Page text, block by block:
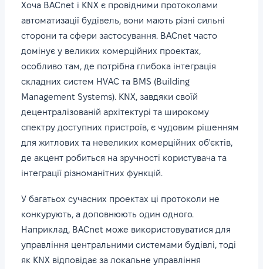
Хоча BACnet і KNX є провідними протоколами
автоматизації будівель, вони мають різні сильні
сторони та сфери застосування. BACnet часто
домінує у великих комерційних проектах,
особливо там, де потрібна глибока інтеграція
складних систем HVAC та BMS (Building
Management Systems). KNX, завдяки своїй
децентралізованій архітектурі та широкому
спектру доступних пристроїв, є чудовим рішенням
для житлових та невеликих комерційних об'єктів,
де акцент робиться на зручності користувача та
інтеграції різноманітних функцій.
У багатьох сучасних проектах ці протоколи не
конкурують, а доповнюють один одного.
Наприклад, BACnet може використовуватися для
управління центральними системами будівлі, тоді
як KNX відповідає за локальне управління